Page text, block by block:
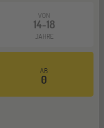
(Nordamerika)
VON
14-18
JAHRE
AB
0